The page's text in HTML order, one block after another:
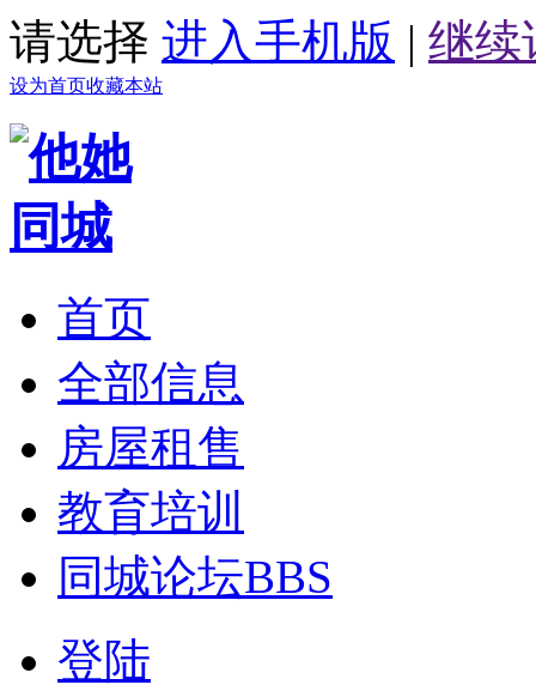
请选择 进入手机版 | 继续
设为首页收藏本站
首页
全部信息
房屋租售
教育培训
同城论坛BBS
登陆